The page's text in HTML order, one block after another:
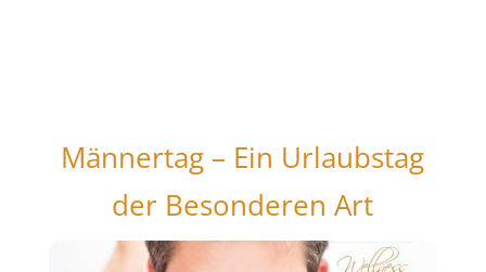
Männertag – Ein Urlaubstag
der Besonderen Art